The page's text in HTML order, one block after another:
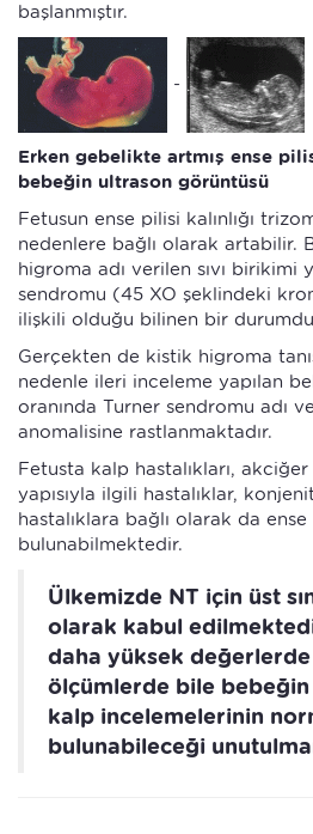
başlanmıştır.
-
Erken gebelikte artmış ense
bebeğin ultrason görüntüsü
Fetusun ense pilisi kalınlığı
nedenlere bağlı olarak artabilir.
higroma adı verilen sıvı birikimi
sendromu (45 XO şeklindeki
ilişkili olduğu bilinen bir
Gerçekten de kistik higroma
nedenle ileri inceleme yapılan
oranında Turner sendromu adı
anomalisine rastlanmaktadır.
Fetusta kalp hastalıkları, akciğer
yapısıyla ilgili hastalıklar,
hastalıklara bağlı olarak da ense
bulunabilmektedir.
Ülkemizde NT için üst
olarak kabul
daha yüksek
ölçümlerde bile
kalp incelemelerinin
bulunabileceği